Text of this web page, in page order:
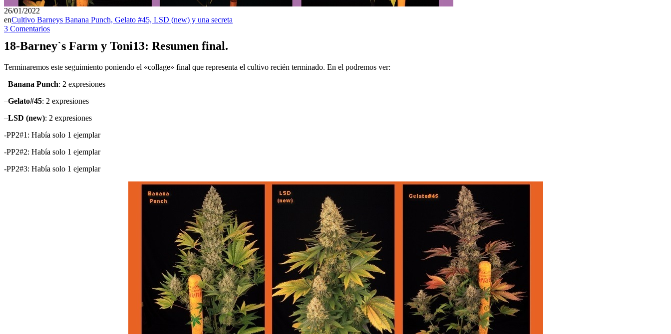
26/01/2022
enCultivo Barneys Banana Punch, Gelato #45, LSD (new) y una secreta
3 Comentarios
18-Barney`s Farm y Toni13: Resumen final.
Terminaremos este seguimiento poniendo el «collage» final que representa el cultivo recién terminado. En el podremos ver:
–Banana Punch: 2 expresiones
–Gelato#45: 2 expresiones
–LSD (new): 2 expresiones
-PP2#1: Había solo 1 ejemplar
-PP2#2: Había solo 1 ejemplar
-PP2#3: Había solo 1 ejemplar